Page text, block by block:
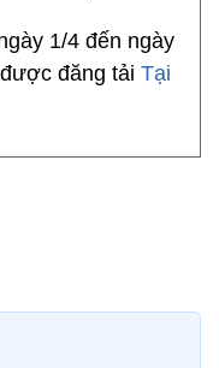
1/4 đến ngày
đăng tải Tại